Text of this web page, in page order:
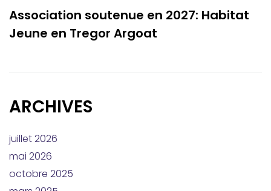
Association soutenue en 2027: Habitat
Jeune en Tregor Argoat
ARCHIVES
juillet 2026
mai 2026
octobre 2025